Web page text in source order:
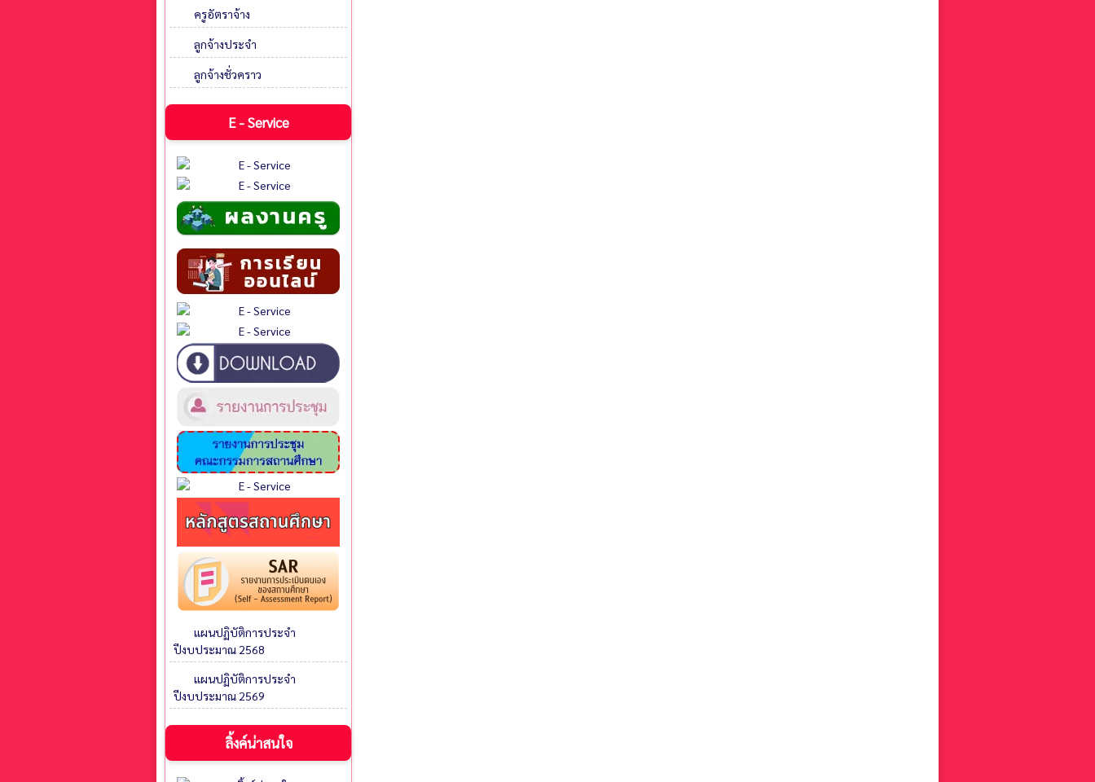
ครูอัตราจ้าง
ลูกจ้างประจำ
ลูกจ้างชั่วคราว
E - Service
แผนปฏิบัติการประจำ
ปีงบประมาณ 2568
แผนปฏิบัติการประจำ
ปีงบประมาณ 2569
ลิ้งค์น่าสนใจ